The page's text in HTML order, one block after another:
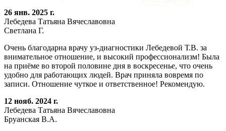
26 янв. 2025 г.
Лебедева Татьяна Вячеславовна
Светлана Г.
Очень благодарна врачу уз-диагностики Лебедевой Т.В. за
внимательное отношение, и высокий профессионализм! Была
на приёме во второй половине дня в воскресенье, что очень
удобно для работающих людей. Врач приняла вовремя по
записи. Отношение чуткое и ответственное! Рекомендую.
12 нояб. 2024 г.
Лебедева Татьяна Вячеславовна
Бруанская В.А.